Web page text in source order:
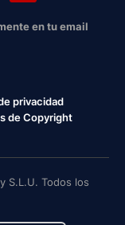
en tu email
privacidad
de Copyright
S.L.U. Todos los